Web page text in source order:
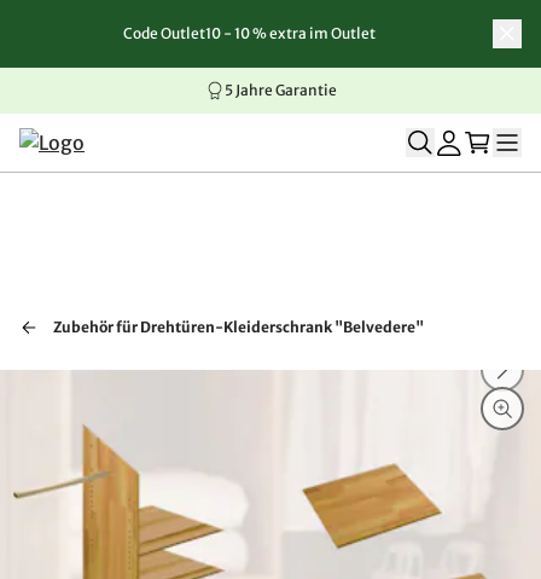
Zum Inhalt springen
Zur Navigation springen
Zum Seitenende springen
Code Outlet10 - 10 % extra im Outlet
5 Jahre Garantie
Zubehör für Drehtüren-Kleiderschrank "Belvedere"